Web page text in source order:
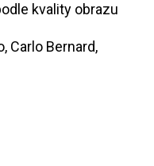
kvality obrazu
Carlo Bernard,